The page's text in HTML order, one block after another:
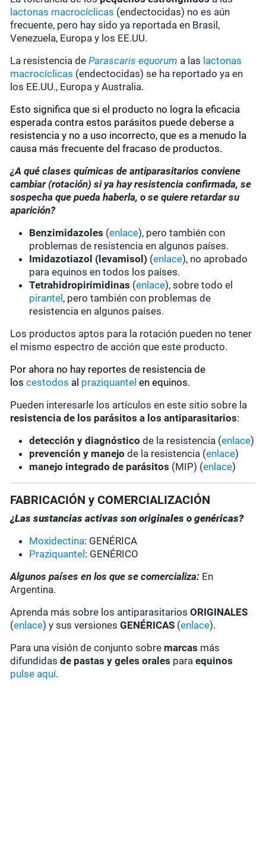
lactonas macrocíclicas (endectocidas) no es aún
frecuente, pero hay sido ya reportada en Brasil,
Venezuela, Europa y los EE.UU.
La resistencia deParascaris equorum a las lactonas
macrocíclicas (endectocidas) se ha reportado ya en
los EE.UU., Europa y Australia.
Esto significa que si el producto no logra la eficacia
esperada contra estos parásitos puede deberse a
resistencia y no a uso incorrecto, que es a menudo la
causa más frecuente del fracaso de productos.
¿A qué clases químicas de antiparasitarios conviene
cambiar (rotación) si ya hay resistencia confirmada, se
sospecha que pueda haberla, o se quiere retardar su
aparición?
Benzimidazoles (enlace), pero también con
problemas de resistencia en algunos países.
Imidazotiazol (levamisol) (enlace), no aprobado
para equinos en todos los países.
Tetrahidropirimidinas (enlace), sobre todo el
pirantel , pero también con problemas de
resistencia en algunos países.
Los productos aptos para la rotación pueden no tener
el mismo espectro de acción que este producto.
Por ahora no hay reportes de resistencia de
loscestodos al praziquantel en equinos.
Pueden interesarle los artículos en este sitio sobre la
resistencia de los parásitos a los antiparasitarios:
detección y diagnóstico de la resistencia (enlace)
prevención y manejo de la resistencia (enlace)
manejo integrado de parásitos (MIP) (enlace)
FABRICACIÓN y COMERCIALIZACIÓN
¿Las sustancias activas son originales o genéricas?
Moxidectina: GENÉRICA
Praziquantel : GENÉRICO
Algunos países en los que se comercializa: En
Argentina.
Aprenda más sobre los antiparasitariosORIGINALES
(enlace) y sus versionesGENÉRICAS (enlace).
Para una visión de conjunto sobre marcas más
difundidas de pastas y geles orales paraequinos
pulse aquí.